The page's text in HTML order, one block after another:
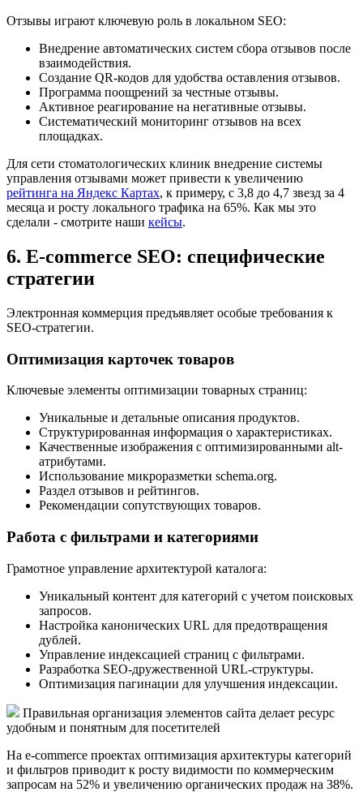
Отзывы играют ключевую роль в локальном SEO:
Внедрение автоматических систем сбора отзывов после
взаимодействия.
Создание QR-кодов для удобства оставления отзывов.
Программа поощрений за честные отзывы.
Активное реагирование на негативные отзывы.
Систематический мониторинг отзывов на всех
площадках.
Для сети стоматологических клиник внедрение системы
управления отзывами может привести к увеличению
рейтинга на Яндекс Картах, к примеру, с 3,8 до 4,7 звезд за 4
месяца и росту локального трафика на 65%. Как мы это
сделали - смотрите наши кейсы.
6. E-commerce SEO: специфические
стратегии
Электронная коммерция предъявляет особые требования к
SEO-стратегии.
Оптимизация карточек товаров
Ключевые элементы оптимизации товарных страниц:
Уникальные и детальные описания продуктов.
Структурированная информация о характеристиках.
Качественные изображения с оптимизированными alt-
атрибутами.
Использование микроразметки schema.org.
Раздел отзывов и рейтингов.
Рекомендации сопутствующих товаров.
Работа с фильтрами и категориями
Грамотное управление архитектурой каталога:
Уникальный контент для категорий с учетом поисковых
запросов.
Настройка канонических URL для предотвращения
дублей.
Управление индексацией страниц с фильтрами.
Разработка SEO-дружественной URL-структуры.
Оптимизация пагинации для улучшения индексации.
Правильная организация элементов сайта делает ресурс
удобным и понятным для посетителей
На e-commerce проектах оптимизация архитектуры категорий
и фильтров приводит к росту видимости по коммерческим
запросам на 52% и увеличению органических продаж на 38%.